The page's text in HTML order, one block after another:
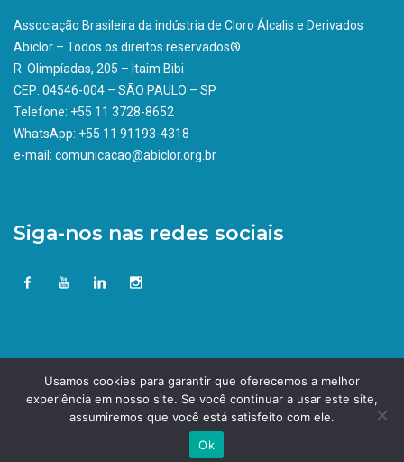
Associação Brasileira da indústria de Cloro Álcalis e Derivados
Abiclor – Todos os direitos reservados®
R. Olimpíadas, 205 – Itaim Bibi
CEP: 04546-004 – SÃO PAULO – SP
Telefone: +55 11 3728-8652
WhatsApp: +55 11 91193-4318
e-mail: comunicacao@abiclor.org.br
Siga-nos nas redes sociais
Usamos cookies para garantir que oferecemos a melhor
experiência em nosso site. Se você continuar a usar este site,
assumiremos que você está satisfeito com ele.
Ok